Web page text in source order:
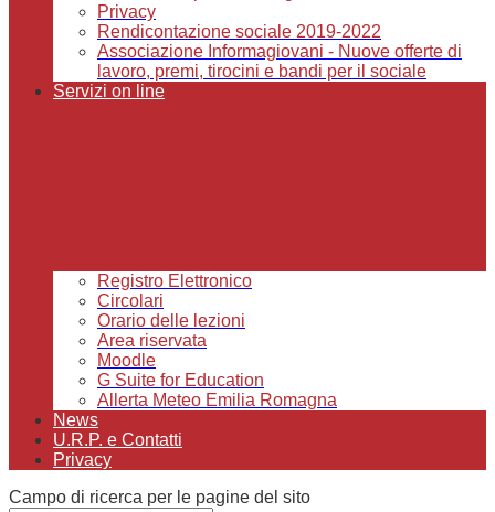
Privacy
Rendicontazione sociale 2019-2022
Associazione Informagiovani - Nuove offerte di
lavoro, premi, tirocini e bandi per il sociale
Servizi on line
Registro Elettronico
Circolari
Orario delle lezioni
Area riservata
Moodle
G Suite for Education
Allerta Meteo Emilia Romagna
News
U.R.P. e Contatti
Privacy
Campo di ricerca per le pagine del sito